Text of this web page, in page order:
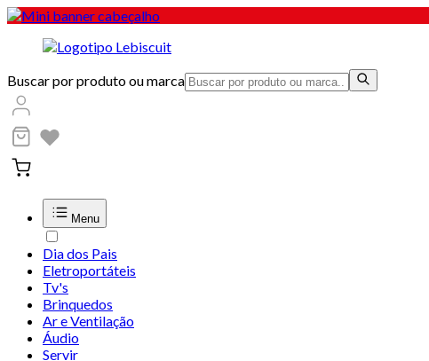
Buscar por produto ou marca
Menu
Dia dos Pais
Eletroportáteis
Tv's
Brinquedos
Ar e Ventilação
Áudio
Servir